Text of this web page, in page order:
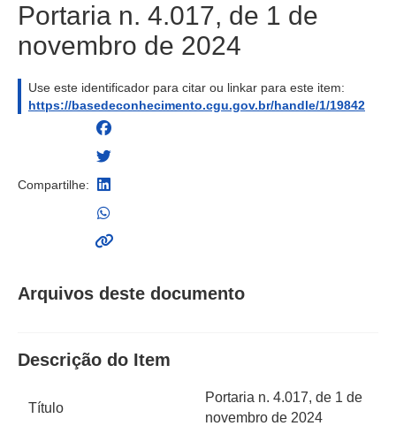
Portaria n. 4.017, de 1 de
novembro de 2024
Use este identificador para citar ou linkar para este item:
https://basedeconhecimento.cgu.gov.br/handle/1/19842
Compartilhe:
Arquivos deste documento
Descrição do Item
Título
Portaria n. 4.017, de 1 de
novembro de 2024